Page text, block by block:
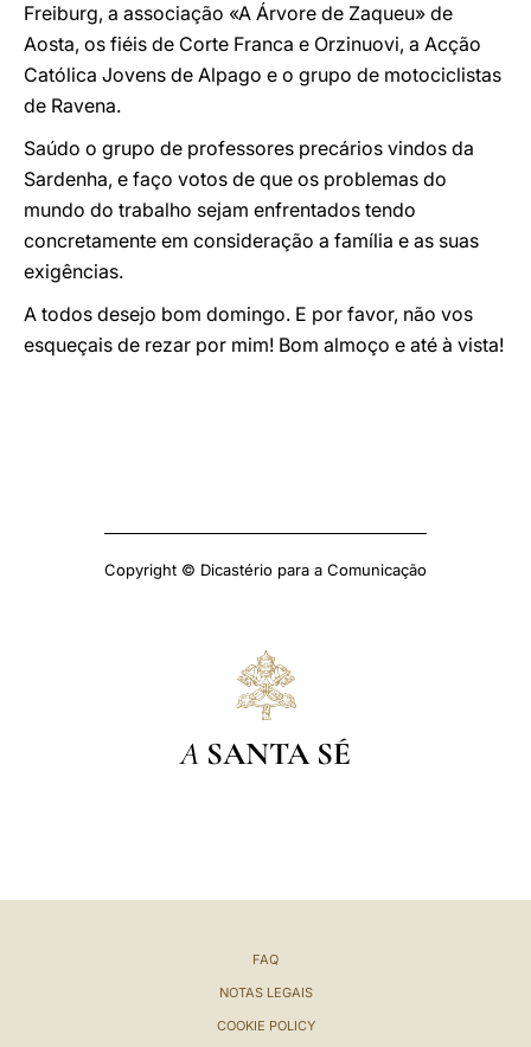
Freiburg, a associação «A Árvore de Zaqueu» de
Aosta, os fiéis de Corte Franca e Orzinuovi, a Acção
Católica Jovens de Alpago e o grupo de motociclistas
de Ravena.
Saúdo o grupo de professores precários vindos da
Sardenha, e faço votos de que os problemas do
mundo do trabalho sejam enfrentados tendo
concretamente em consideração a família e as suas
exigências.
A todos desejo bom domingo. E por favor, não vos
esqueçais de rezar por mim! Bom almoço e até à vista!
Copyright © Dicastério para a Comunicação
A SANTA SÉ
FAQ
NOTAS LEGAIS
COOKIE POLICY